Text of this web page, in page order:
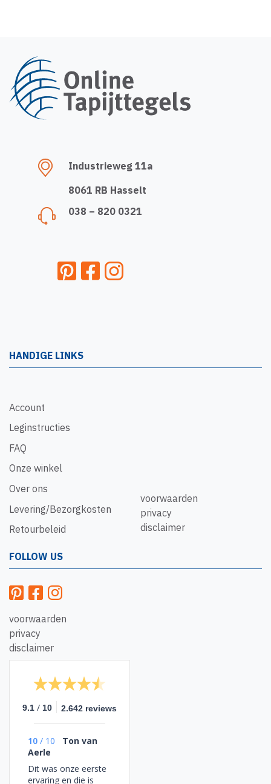
Industrieweg 11a
8061 RB Hasselt
038 – 820 0321
HANDIGE LINKS
Account
Leginstructies
FAQ
Onze winkel
Over ons
Levering/Bezorgkosten
Retourbeleid
voorwaarden
privacy
disclaimer
FOLLOW US
voorwaarden
privacy
disclaimer
9.1 / 10 2.642 reviews
10 / 10
Ton van
Aerle
Dit was onze eerste
ervaring en die is